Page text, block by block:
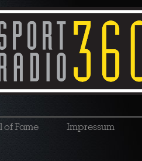
of Fame Impressum